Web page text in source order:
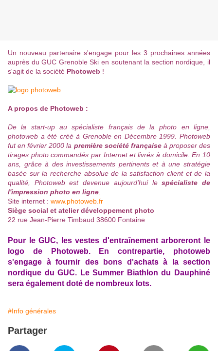
Un nouveau partenaire s'engage pour les 3 prochaines années
auprès du GUC Grenoble Ski en soutenant la section nordique, il
s'agit de la société Photoweb !
A propos de Photoweb :
De la start-up au spécialiste français de la photo en ligne,
photoweb a été créé à Grenoble en Décembre 1999. Photoweb
fut en février 2000 la première société françaiseà proposer des
tirages photo commandés par Internet et livrés à domicile. En 10
ans, grâce à des investissements pertinents et à une stratégie
basée sur la recherche absolue de la satisfaction client et de la
qualité, Photoweb est devenue aujourd'hui lespécialiste de
l'impression photo en ligne
Site internet : www.photoweb.fr
Siège social et atelier développement photo
22 rue Jean-Pierre Timbaud 38600 Fontaine
Pour le GUC, les vestes d'entraînement arboreront le
logo de Photoweb. En contrepartie, photoweb
s'engage à fournir des bons d'achats à la section
nordique du GUC. Le Summer Biathlon du Dauphiné
sera également doté de nombreux lots.
#Info générales
Partager